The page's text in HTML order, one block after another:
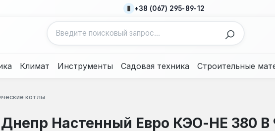
+38 (067) 295-89-12
Климат Инструменты Садовая техника Строительные
котлы
Настенный Евро КЭО-НЕ 380 В